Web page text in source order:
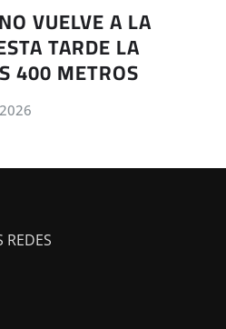
VUELVE A LA
TARDE LA
400 METROS
REDES